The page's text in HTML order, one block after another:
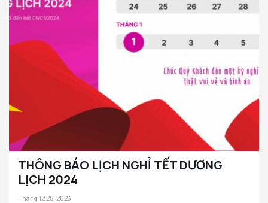
THÔNG BÁO LỊCH NGHỈ TẾT DƯƠNG
LỊCH 2024
Tháng 12 25, 2023